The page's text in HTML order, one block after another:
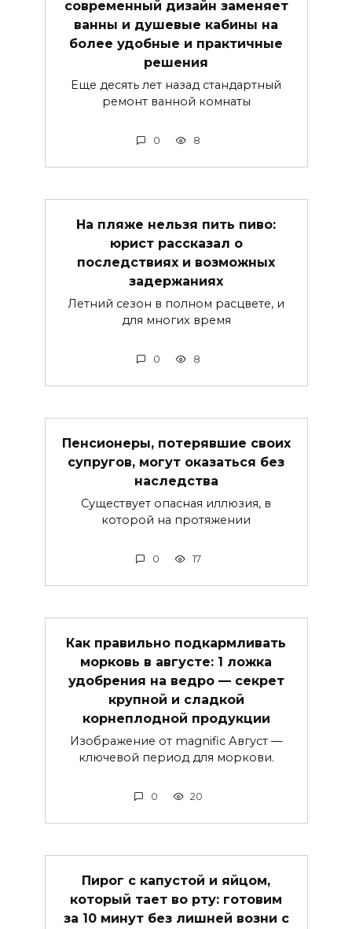
современный дизайн заменяет
ванны и душевые кабины на
более удобные и практичные
решения
Еще десять лет назад стандартный
ремонт ванной комнаты
0 8
На пляже нельзя пить пиво:
юрист рассказал о
последствиях и возможных
задержаниях
Летний сезон в полном расцвете, и
для многих время
0 8
Пенсионеры, потерявшие своих
супругов, могут оказаться без
наследства
Существует опасная иллюзия, в
которой на протяжении
0 17
Как правильно подкармливать
морковь в августе: 1 ложка
удобрения на ведро — секрет
крупной и сладкой
корнеплодной продукции
Изображение от magnific Август —
ключевой период для моркови.
0 20
Пирог с капустой и яйцом,
который тает во рту: готовим
за 10 минут без лишней возни с